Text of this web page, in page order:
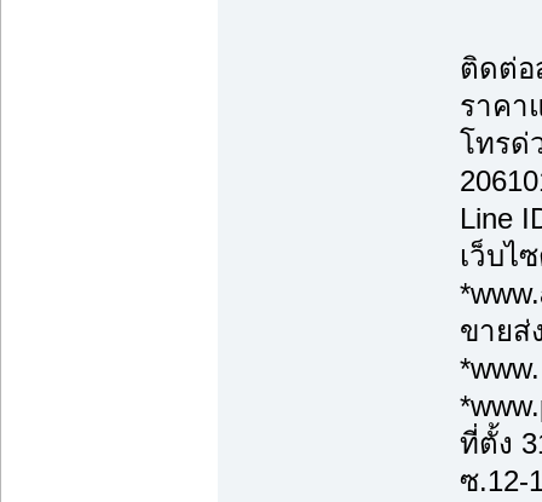
ติดต่อ
ราคา
โทรด่
Line
เว็บไ
ขายส่
ที่ตั้ง
ซ.12-